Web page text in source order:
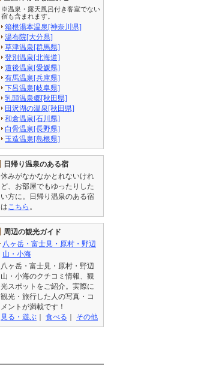
※温泉・露天風呂付き客室でない
宿も含まれます。
箱根湯本温泉[神奈川県]
湯布院[大分県]
草津温泉[群馬県]
登別温泉[北海道]
道後温泉[愛媛県]
有馬温泉[兵庫県]
下呂温泉[岐阜県]
乳頭温泉郷[秋田県]
田沢湖の温泉[秋田県]
和倉温泉[石川県]
白骨温泉[長野県]
玉造温泉[島根県]
日帰り温泉のある宿
休みがなかなかとれないけれ
ど、お部屋でもゆったりした
い方に。日帰り温泉のある宿
は こちら 。
周辺の観光ガイド
八ヶ岳・富士見・原村・野辺
山・小海
八ヶ岳・富士見・原村・野辺
山・小海のクチコミ情報、観
光スポットをご紹介。実際に
観光・旅行した人の写真・コ
メントが満載です！
見る・遊ぶ ｜ 食べる ｜ その他